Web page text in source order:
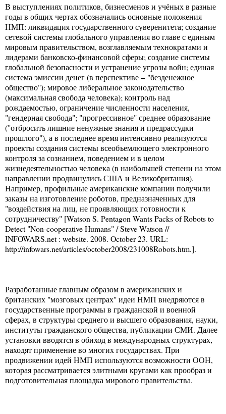
В выступлениях политиков, бизнесменов и учёных в разные
годы в общих чертах обозначались основные положения
НМП: ликвидация государственного суверенитета; создание
сетевой системы глобального управления во главе с единым
мировым правительством, возглавляемым технократами и
лидерами банковско-финансовой сферы; создание системы
глобальной безопасности и устранение угрозы войн; единая
система эмиссии денег (в перспективе − "безденежное
общество"); мировое либеральное законодательство
(максимальная свобода человека); контроль над
рождаемостью, ограничение численности населения,
"гендерная свобода"; "прогрессивное" среднее образование
("отбросить лишние ненужные знания и предрассудки
прошлого"), а в последнее время интенсивно реализуются
проекты создания системы всеобъемлющего электронного
контроля за сознанием, поведением и в целом
жизнедеятельностью человека (в наибольшей степени на этом
направлении продвинулись США и Великобритания).
Например, профильные американские компании получили
заказы на изготовление роботов, предназначенных для
"воздействия на лиц, не проявляющих готовности к
сотрудничеству" [Watson S. Pentagon Wants Packs of Robots to
Detect "Non-cooperative Humans" / Steve Watson //
INFOWARS.net : website. 2008. October 23. URL:
http://infowars.net/articles/october2008/231008Robots.htm.].
Разработанные главным образом в американских и
британских "мозговых центрах" идеи НМП внедряются в
государственные программы в гражданской и военной
сферах, в структуры среднего и высшего образования, науки,
институты гражданского общества, публикации СМИ. Далее
установки вводятся в обиход в международных структурах,
находят применение во многих государствах. При
продвижении идей НМП используются возможности ООН,
которая рассматривается элитными кругами как прообраз и
подготовительная площадка мирового правительства.